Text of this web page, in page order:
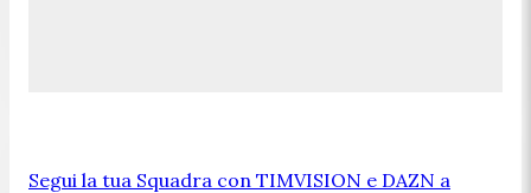
Segui la tua Squadra con TIMVISION e DAZN a